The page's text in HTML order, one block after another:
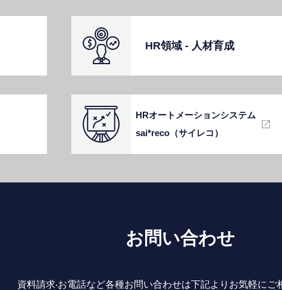
HR領域 - ⼈材育成
HRオートメーションシステム
sai*reco（サイレコ）
お問い合わせ
資料請求‧お電話など各種お問い合わせは下記よりお気軽にご